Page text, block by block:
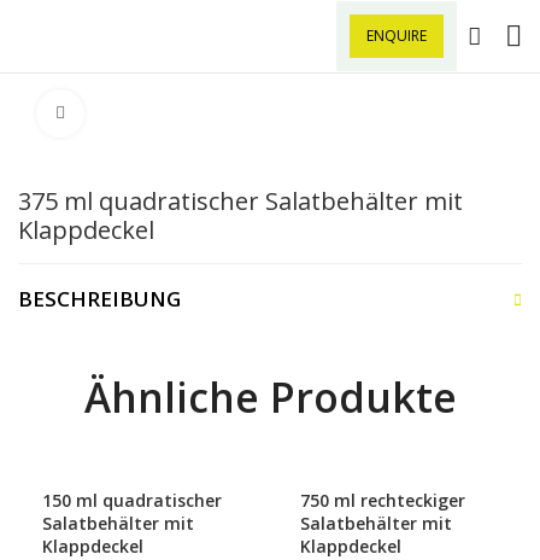
ENQUIRE
375 ml quadratischer Salatbehälter mit
Klappdeckel
BESCHREIBUNG
Ähnliche Produkte
150 ml quadratischer
Salatbehälter mit
Klappdeckel
750 ml rechteckiger
Salatbehälter mit
Klappdeckel